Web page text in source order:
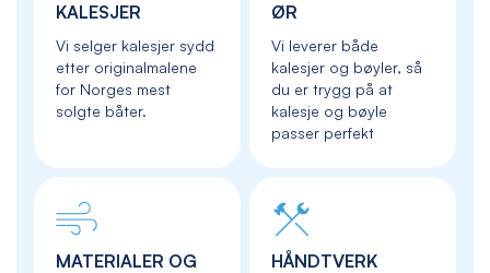
KALESJER
Vi selger kalesjer sydd
etter originalmalene
for Norges mest
solgte båter.
ØR
Vi leverer både
kalesjer og bøyler, så
du er trygg på at
kalesje og bøyle
passer perfekt
MATERIALER OG
HÅNDTVERK